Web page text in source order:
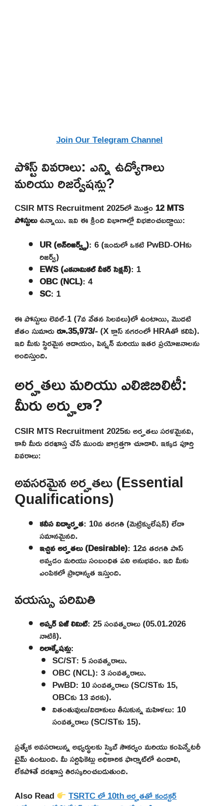
Join Our Telegram Channel
పోస్ట్ వివరాలు: ఎన్ని ఉద్యోగాలు
మరియు రిజర్వేషన్లు?
CSIR MTS Recruitment 2025లో మొత్తం12 MTS
పోస్టులుఉన్నాయి. ఇవి ఈ క్రింది విభాగాల్లో విభజించబడ్డాయి:
UR (అన్‌రిజర్వ్డ్): 6 (ఇందులో ఒకటి PwBD-OHకు
రిజర్వ్)
EWS (ఎకనామికల్ వీకర్ సెక్షన్): 1
OBC (NCL): 4
SC: 1
ఈ పోస్టులు లెవల్-1 (7వ వేతన సెలవలు)లో ఉంటాయి, మొదటి
జీతం సుమారురూ.35,973/-(X క్లాస్ నగరంలో HRAతో కలిపి).
ఇది మీకు స్థిరమైన ఆదాయం, పెన్షన్ మరియు ఇతర ప్రయోజనాలను
అందిస్తుంది.
అర్హతలు మరియు ఎలిజిబిలిటీ:
మీరు అర్హులా?
CSIR MTS Recruitment 2025కు అర్హతలు సరళమైనవి,
కానీ మీరు దరఖాస్త చేసే ముందు జాగ్రత్తగా చూడాలి. ఇక్కడ పూర్తి
వివరాలు:
అవసరమైన అర్హతలు (Essential
Qualifications)
కనీస విద్యార్హత: 10వ తరగతి (మెట్రిక్యులేషన్) లేదా
సమానమైనది.
ఇచ్చిన అర్హతలు (Desirable): 12వ తరగతి పాస్
అవ్వడం మరియు సంబంధిత పని అనుభవం. ఇది మీకు
ఎంపికలో ప్రాధాన్యత ఇస్తుంది.
వయస్సు పరిమితి
అప్పర్ ఏజ్ లిమిట్: 25 సంవత్సరాలు (05.01.2026
నాటికి).
రిలాక్సేషన్లు:
SC/ST: 5 సంవత్సరాలు.
OBC (NCL): 3 సంవత్సరాలు.
PwBD: 10 సంవత్సరాలు (SC/STకు 15,
OBCకు 13 వరకు).
వితంతువులు/విడాకులు తీసుకున్న మహిళలు: 10
సంవత్సరాలు (SC/STకు 15).
ప్రత్యేక అవసరాలున్న అభ్యర్థులకు స్క్రైబ్ సౌకర్యం మరియు కంపెన్సేటరీ
టైమ్ ఉంటుంది. మీ సర్టిఫికెట్లు అధికారిక ఫార్మాట్‌లో ఉండాలి,
లేకపోతే దరఖాస్త తిరస్కరించబడుతుంది.
Also Read
TSRTC లో 10th అర్హతతో కండక్టర్